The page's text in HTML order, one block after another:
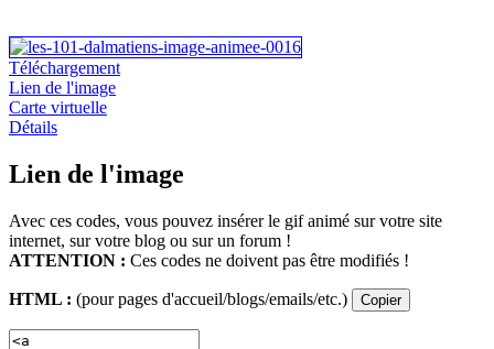
Téléchargement
Lien de l'image
Carte virtuelle
Détails
Lien de l'image
Avec ces codes, vous pouvez insérer le gif animé sur votre site
internet, sur votre blog ou sur un forum !
ATTENTION : Ces codes ne doivent pas être modifiés !
HTML : (pour pages d'accueil/blogs/emails/etc.) Copier